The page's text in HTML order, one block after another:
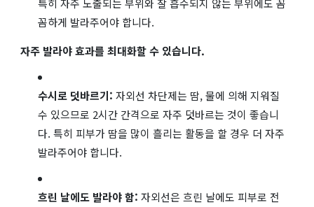
꼼하게 발라주어야 합니다.
자주 발라야 효과를 최대화할 수 있습니다.
수시로 덧바르기: 자외선 차단제는 땀, 물에 의해 지워질
수 있으므로 2시간 간격으로 자주 덧바르는 것이 좋습니
다. 특히 피부가 땀을 많이 흘리는 활동을 할 경우 더 자주
발라주어야 합니다.
흐린 날에도 발라야 함: 자외선은 흐린 날에도 피부로 전